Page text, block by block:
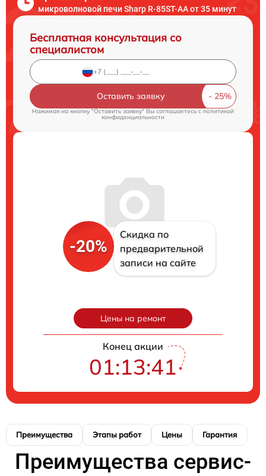
микроволновой печи Sharp R-85ST-AA от 35 минут
Бесплатная консультация со
специалистом
Оставить заявку
Нажимая на кнопку "Оставить заявку" Вы соглашаетесь cполитикой
конфиденциальности
-20%
Скидка по
предварительной
записи на сайте
Цены на ремонт
Конец акции
01:13:40
Преимущества Этапы работ Цены Гарантия
Преимущества сервис-